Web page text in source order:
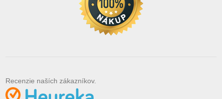
Recenzie naších zákazníkov.